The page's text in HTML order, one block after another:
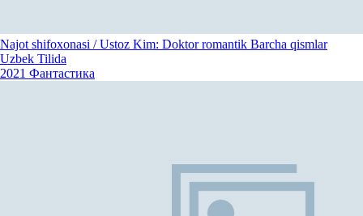
Najot shifoxonasi / Ustoz Kim: Doktor romantik Barcha qismlar
Uzbek Tilida
2021 Фантастика